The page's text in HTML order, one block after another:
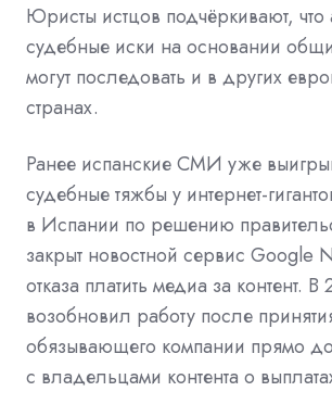
Юристы истцов подчёркивают, что
судебные иски на основании
могут последовать и в других
странах.
Ранее испанские СМИ уже
судебные тяжбы у интернет-
в Испании по решению
закрыт новостной сервис Google
отказа платить медиа за контент.
возобновил работу после
обязывающего компании прямо
с владельцами контента о